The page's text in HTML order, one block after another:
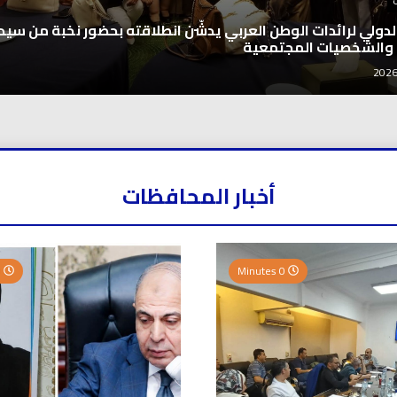
الدولي لرائدات الوطن العربي يدشّن انطلاقته بحضور نخبة من
والشخصيات المجتمعية
أخبار المحافظات